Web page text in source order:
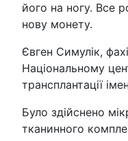
його на ногу. Все
нову монету.
Євген Симулік,
Національному
трансплантації
Було здійснено
тканинного